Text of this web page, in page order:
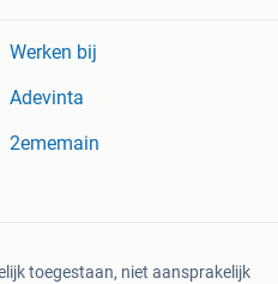
Werken bij
Adevinta
2ememain
toegestaan, niet aansprakelijk